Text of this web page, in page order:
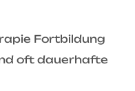
Fortbildung
oft dauerhafte